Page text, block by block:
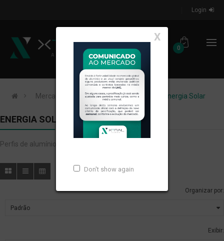
Login
0
X
Don't show again
Mercados de Atuação Indústria Energia Solar
ENERGIA SOLAR
Perfis de alumínio extrudados para ENERGIA SOLAR.
Organizar por:
Exibir: